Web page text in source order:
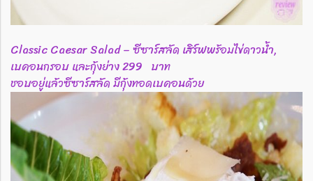
Classic Caesar Salad – ซีซาร์สลัด เสิร์ฟพร้อมไข่ดาวน้ำ,
เบคอนกรอบ และกุ้งย่าง 299 บาท
ชอบอยู่แล้วซีซาร์สลัด มีกุ้งทอดเบคอนด้วย